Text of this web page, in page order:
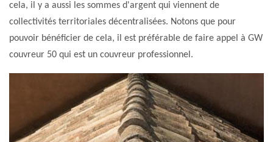
cela, il y a aussi les sommes d'argent qui viennent de
collectivités territoriales décentralisées. Notons que pour
pouvoir bénéficier de cela, il est préférable de faire appel à GW
couvreur 50 qui est un couvreur professionnel.